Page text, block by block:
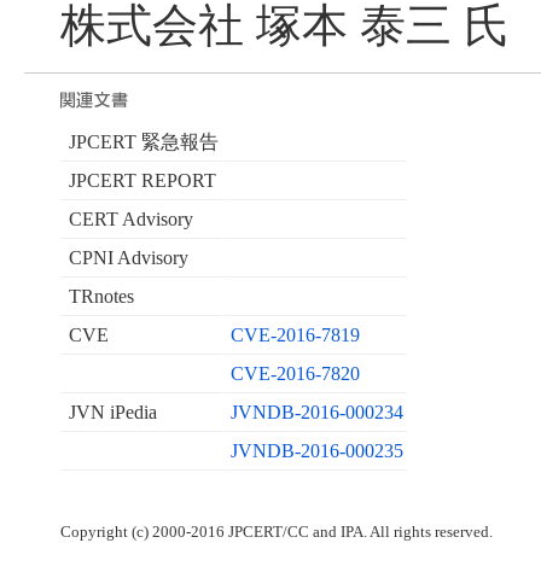
株式会社 塚本 泰三 氏
JPCERT 緊急報告
JPCERT REPORT
CERT Advisory
CPNI Advisory
TRnotes
CVE
CVE-2016-7819
CVE-2016-7820
JVN iPedia
JVNDB-2016-000234
JVNDB-2016-000235
Copyright (c) 2000-2016 JPCERT/CC and IPA. All rights reserved.